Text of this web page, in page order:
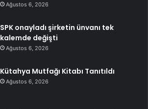
Ağustos 6, 2026
SPK onayladı şirketin ünvanı tek
kalemde değişti
Ağustos 6, 2026
Kütahya Mutfağı Kitabı Tanıtıldı
Ağustos 6, 2026